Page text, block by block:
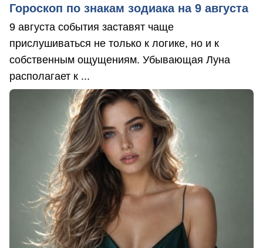
Гороскоп по знакам зодиака на 9 августа
9 августа события заставят чаще
прислушиваться не только к логике, но и к
собственным ощущениям. Убывающая Луна
располагает к ...